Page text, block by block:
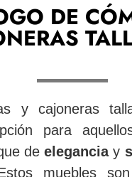
DE
y cajoneras
para
deeleganciay
muebles